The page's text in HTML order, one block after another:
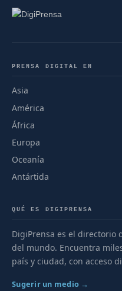
PRENSA DIGITAL EN
Asia
América
África
Europa
Oceanía
Antártida
QUÉ ES DIGIPRENSA
DigiPrensa es el directorio
del mundo. Encuentra
país y ciudad, con acceso
Sugerir un medio →